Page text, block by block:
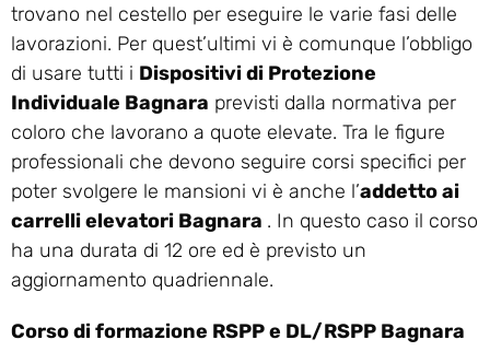
trovano nel cestello per eseguire le varie fasi delle
lavorazioni. Per quest’ultimi vi è comunque l’obbligo
di usare tutti i Dispositivi di Protezione
Individuale Bagnara previsti dalla normativa per
coloro che lavorano a quote elevate. Tra le figure
professionali che devono seguire corsi specifici per
poter svolgere le mansioni vi è anche l’addetto ai
carrelli elevatori Bagnara . In questo caso il corso
ha una durata di 12 ore ed è previsto un
aggiornamento quadriennale.
Corso di formazione RSPP e DL/RSPP Bagnara